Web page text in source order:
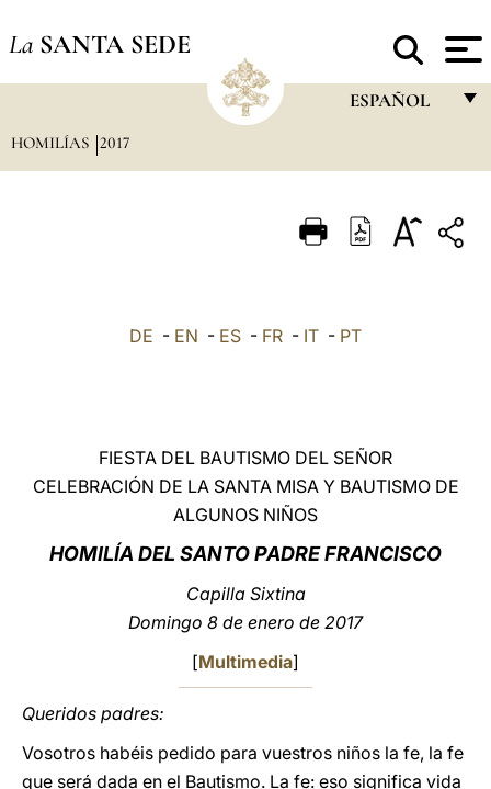
La SANTA SEDE
ESPAÑOL
ITALIANO
العربيّة
中文
HOMILÍAS 2017
DE - EN - ES - FR - IT - PT
FIESTA DEL BAUTISMO DEL SEÑOR
CELEBRACIÓN DE LA SANTA MISA Y BAUTISMO DE
ALGUNOS NIÑOS
HOMILÍA DEL SANTO PADRE FRANCISCO
Capilla Sixtina
Domingo 8 de enero de 2017
[Multimedia]
Queridos padres:
Vosotros habéis pedido para vuestros niños la fe, la fe
que será dada en el Bautismo. La fe: eso significa vida